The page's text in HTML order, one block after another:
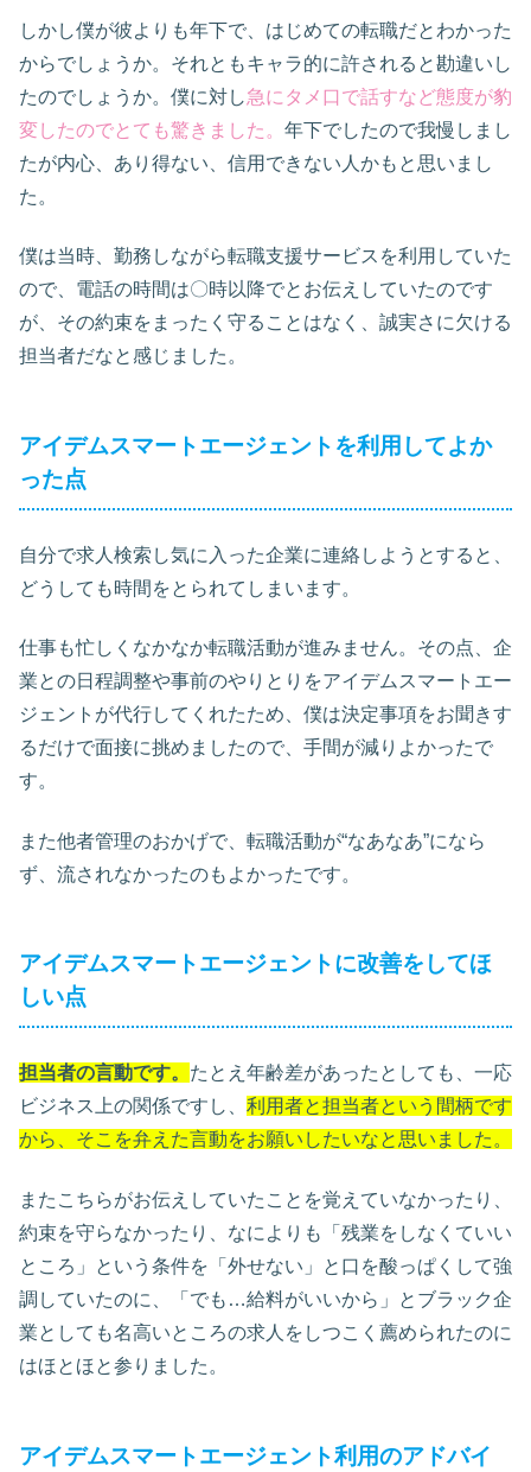
しかし僕が彼よりも年下で、はじめての転職だとわかった
からでしょうか。それともキャラ的に許されると勘違いし
たのでしょうか。僕に対し急にタメ口で話すなど態度が豹
変したのでとても驚きました。 年下でしたので我慢しまし
たが内心、あり得ない、信用できない人かもと思いまし
た。
僕は当時、勤務しながら転職支援サービスを利用していた
ので、電話の時間は〇時以降でとお伝えしていたのです
が、その約束をまったく守ることはなく、誠実さに欠ける
担当者だなと感じました。
アイデムスマートエージェントを利用してよか
った点
自分で求人検索し気に入った企業に連絡しようとすると、
どうしても時間をとられてしまいます。
仕事も忙しくなかなか転職活動が進みません。その点、企
業との日程調整や事前のやりとりをアイデムスマートエー
ジェントが代行してくれたため、僕は決定事項をお聞きす
るだけで面接に挑めましたので、手間が減りよかったで
す。
また他者管理のおかげで、転職活動が“なあなあ”になら
ず、流されなかったのもよかったです。
アイデムスマートエージェントに改善をしてほ
しい点
担当者の言動です。 たとえ年齢差があったとしても、一応
ビジネス上の関係ですし、 利用者と担当者という間柄です
から、そこを弁えた言動をお願いしたいなと思いました。
またこちらがお伝えしていたことを覚えていなかったり、
約束を守らなかったり、なによりも「残業をしなくていい
ところ」という条件を「外せない」と口を酸っぱくして強
調していたのに、「でも…給料がいいから」とブラック企
業としても名高いところの求人をしつこく薦められたのに
はほとほと参りました。
アイデムスマートエージェント利用のアドバイ